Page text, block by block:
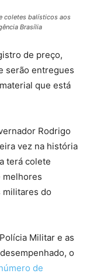
coletes balísticos aos
Brasília
de preço,
serão entregues
que está
Rodrigo
vez na história
terá colete
melhores
militares do
Militar e as
o
de